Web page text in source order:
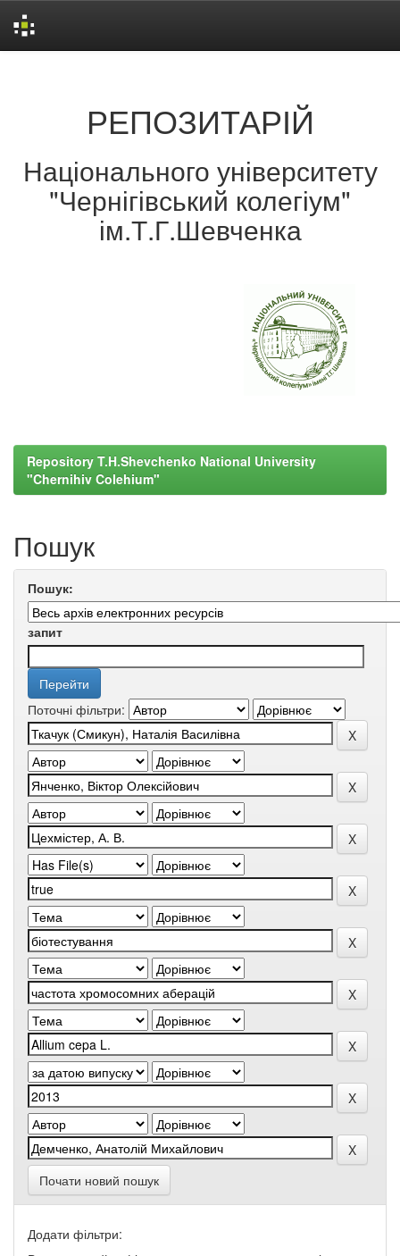
РЕПОЗИТАРІЙ
Національного університету
"Чернігівський колегіум"
ім.Т.Г.Шевченка
Repository T.H.Shevchenko National University
"Chernihiv Colehium"
Пошук
Пошук:
запит
Поточні фільтри:
Почати новий пошук
Додати фільтри: